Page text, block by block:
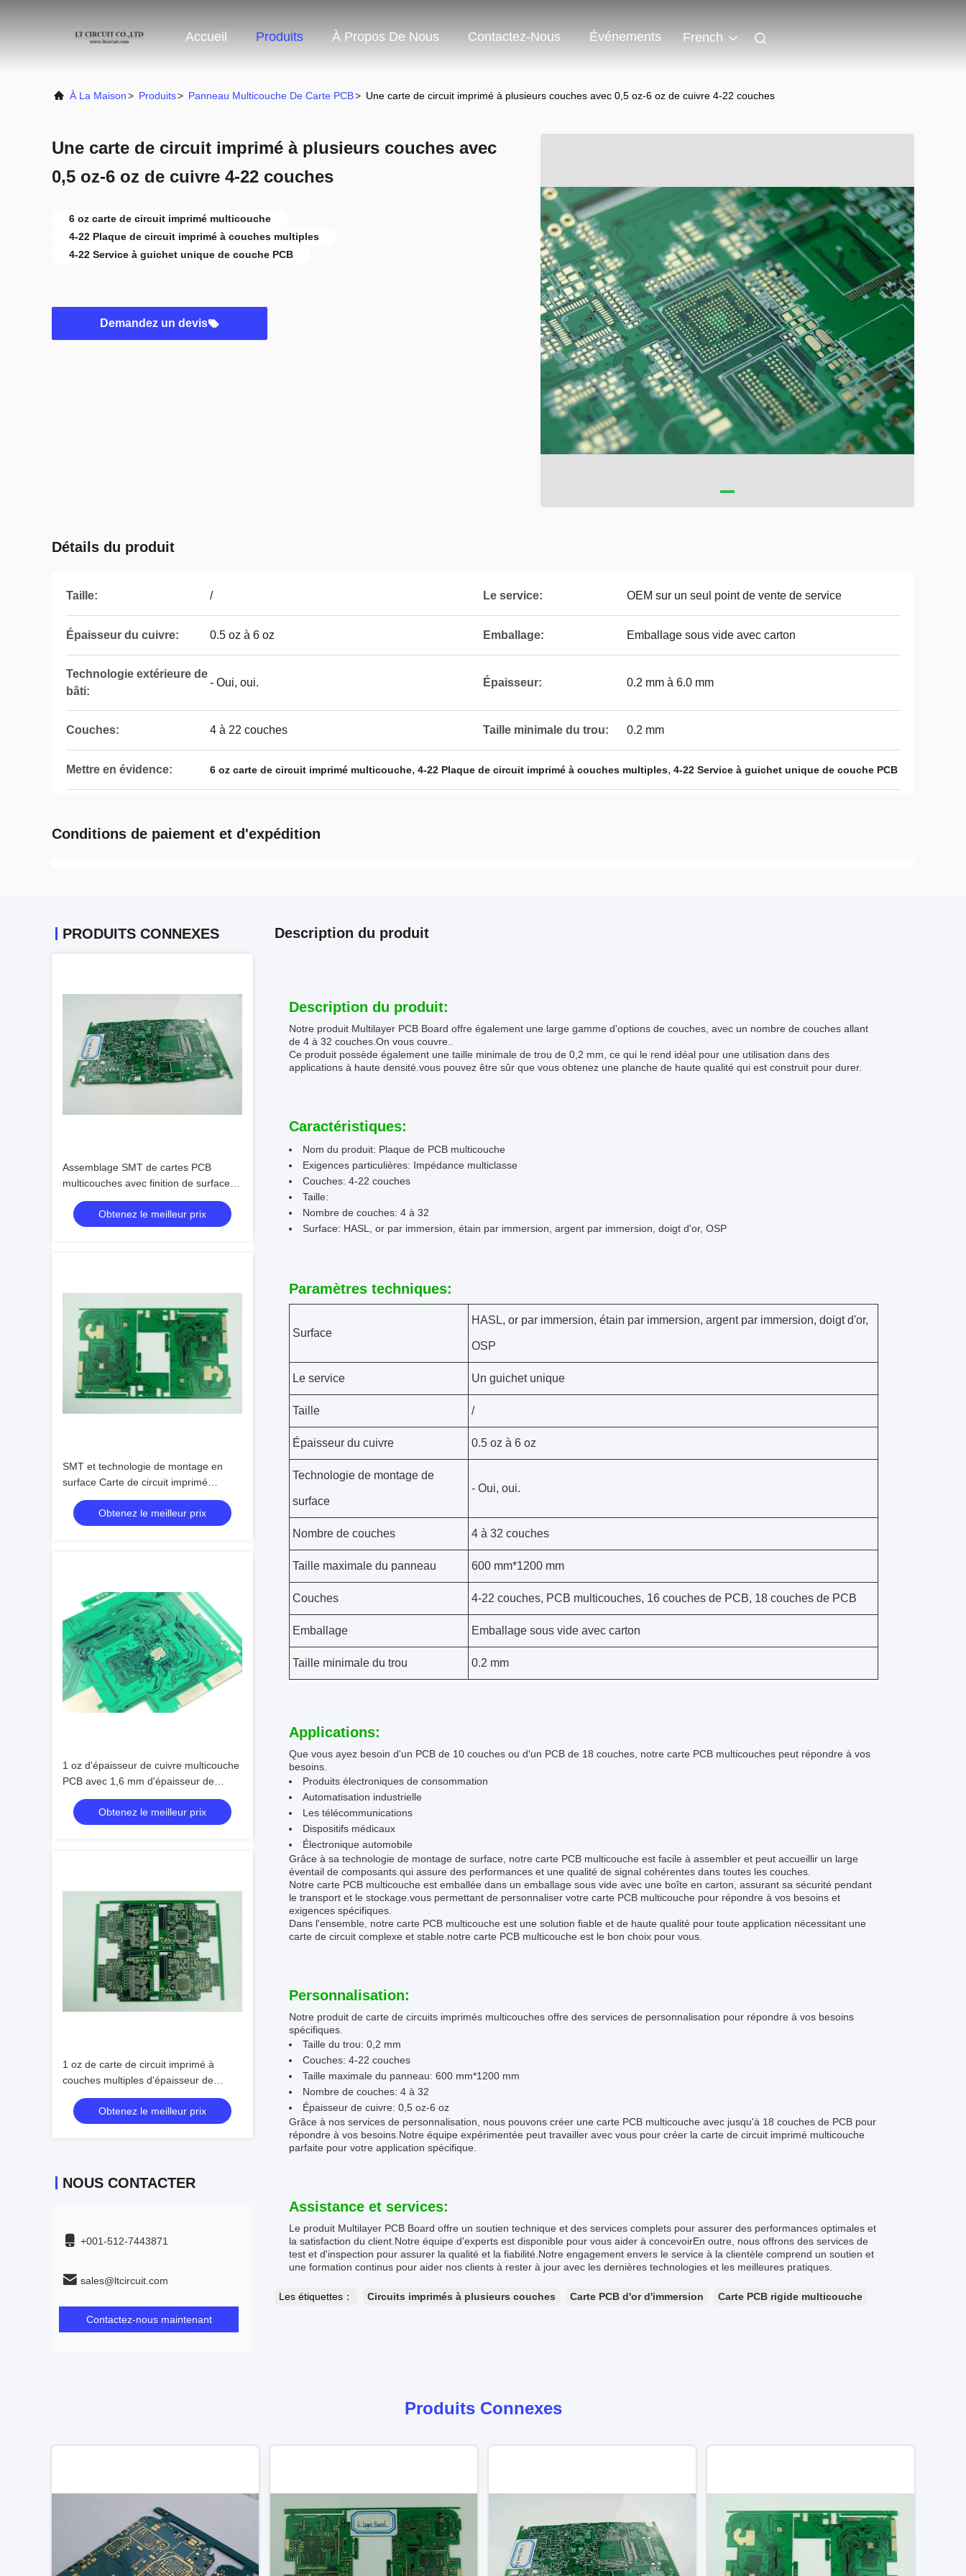
Accueil Produits À Propos De Nous Contactez-Nous Événements French
À La Maison> Produits> Panneau Multicouche De Carte PCB> Une carte de circuit imprimé à plusieurs couches avec 0,5 oz-6 oz de cuivre 4-22 couches
Une carte de circuit imprimé à plusieurs couches avec
0,5 oz-6 oz de cuivre 4-22 couches
6 oz carte de circuit imprimé multicouche
4-22 Plaque de circuit imprimé à couches multiples
4-22 Service à guichet unique de couche PCB
Demandez un devis
Détails du produit
Taille: / Le service: OEM sur un seul point de vente de service
Épaisseur du cuivre: 0.5 oz à 6 oz Emballage: Emballage sous vide avec carton
Technologie extérieure de
bâti:
- Oui, oui. Épaisseur: 0.2 mm à 6.0 mm
Couches: 4 à 22 couches Taille minimale du trou: 0.2 mm
Mettre en évidence: 6 oz carte de circuit imprimé multicouche, 4-22 Plaque de circuit imprimé à couches multiples, 4-22 Service à guichet unique de couche PCB
Conditions de paiement et d'expédition
PRODUITS CONNEXES
Assemblage SMT de cartes PCB
multicouches avec finition de surface
HASL et norme IPC-A-610 D
Obtenez le meilleur prix
SMT et technologie de montage en
surface Carte de circuit imprimé
multicouche à 6 couches
Obtenez le meilleur prix
1 oz d'épaisseur de cuivre multicouche
PCB avec 1,6 mm d'épaisseur de
Borad et la technologie de montage de
surface
Obtenez le meilleur prix
1 oz de carte de circuit imprimé à
couches multiples d'épaisseur de
cuivre pour le nombre de couches 6 et
les applications
Obtenez le meilleur prix
NOUS CONTACTER
+001-512-7443871
sales@ltcircuit.com
Contactez-nous maintenant
Description du produit
Description du produit:
Notre produit Multilayer PCB Board offre également une large gamme d'options de couches, avec un nombre de couches allant
de 4 à 32 couches.On vous couvre..
Ce produit possède également une taille minimale de trou de 0,2 mm, ce qui le rend idéal pour une utilisation dans des
applications à haute densité.vous pouvez être sûr que vous obtenez une planche de haute qualité qui est construit pour durer.
Caractéristiques:
Nom du produit: Plaque de PCB multicouche
Exigences particulières: Impédance multiclasse
Couches: 4-22 couches
Taille:
Nombre de couches: 4 à 32
Surface: HASL, or par immersion, étain par immersion, argent par immersion, doigt d'or, OSP
Paramètres techniques:
Surface
HASL, or par immersion, étain par immersion, argent par immersion, doigt d'or,
OSP
Le service Un guichet unique
Taille /
Épaisseur du cuivre 0.5 oz à 6 oz
Technologie de montage de
surface
- Oui, oui.
Nombre de couches 4 à 32 couches
Taille maximale du panneau 600 mm*1200 mm
Couches 4-22 couches, PCB multicouches, 16 couches de PCB, 18 couches de PCB
Emballage Emballage sous vide avec carton
Taille minimale du trou 0.2 mm
Applications:
Que vous ayez besoin d'un PCB de 10 couches ou d'un PCB de 18 couches, notre carte PCB multicouches peut répondre à vos
besoins.
Produits électroniques de consommation
Automatisation industrielle
Les télécommunications
Dispositifs médicaux
Électronique automobile
Grâce à sa technologie de montage de surface, notre carte PCB multicouche est facile à assembler et peut accueillir un large
éventail de composants.qui assure des performances et une qualité de signal cohérentes dans toutes les couches.
Notre carte PCB multicouche est emballée dans un emballage sous vide avec une boîte en carton, assurant sa sécurité pendant
le transport et le stockage.vous permettant de personnaliser votre carte PCB multicouche pour répondre à vos besoins et
exigences spécifiques.
Dans l'ensemble, notre carte PCB multicouche est une solution fiable et de haute qualité pour toute application nécessitant une
carte de circuit complexe et stable.notre carte PCB multicouche est le bon choix pour vous.
Personnalisation:
Notre produit de carte de circuits imprimés multicouches offre des services de personnalisation pour répondre à vos besoins
spécifiques.
Taille du trou: 0,2 mm
Couches: 4-22 couches
Taille maximale du panneau: 600 mm*1200 mm
Nombre de couches: 4 à 32
Épaisseur de cuivre: 0,5 oz-6 oz
Grâce à nos services de personnalisation, nous pouvons créer une carte PCB multicouche avec jusqu'à 18 couches de PCB pour
répondre à vos besoins.Notre équipe expérimentée peut travailler avec vous pour créer la carte de circuit imprimé multicouche
parfaite pour votre application spécifique.
Assistance et services:
Le produit Multilayer PCB Board offre un soutien technique et des services complets pour assurer des performances optimales et
la satisfaction du client.Notre équipe d'experts est disponible pour vous aider à concevoirEn outre, nous offrons des services de
test et d'inspection pour assurer la qualité et la fiabilité.Notre engagement envers le service à la clientèle comprend un soutien et
une formation continus pour aider nos clients à rester à jour avec les dernières technologies et les meilleures pratiques.
Les étiquettes： Circuits imprimés à plusieurs couches Carte PCB d'or d'immersion Carte PCB rigide multicouche
Produits Connexes